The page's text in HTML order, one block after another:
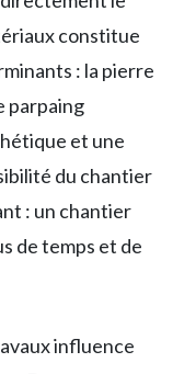
constitue
: la pierre
parpaing
et une
du chantier
: un chantier
de temps et de
influence